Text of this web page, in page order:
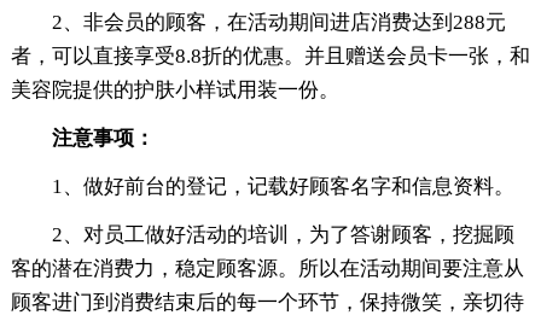
2、非会员的顾客，在活动期间进店消费达到288元
者，可以直接享受8.8折的优惠。并且赠送会员卡一张，和
美容院提供的护肤小样试用装一份。
注意事项：
1、做好前台的登记，记载好顾客名字和信息资料。
2、对员工做好活动的培训，为了答谢顾客，挖掘顾
客的潜在消费力，稳定顾客源。所以在活动期间要注意从
顾客进门到消费结束后的每一个环节，保持微笑，亲切待